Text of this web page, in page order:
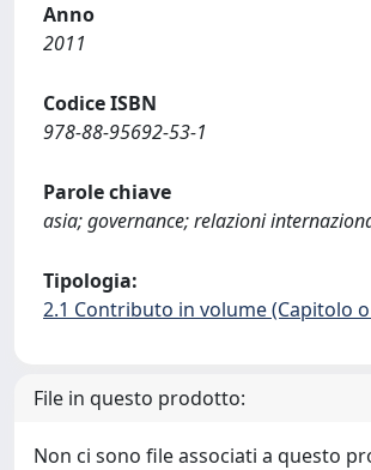
Anno
2011
Codice ISBN
978-88-95692-53-1
Parole chiave
asia; governance; relazioni
Tipologia:
2.1 Contributo in volume (Capitolo
File in questo prodotto:
Non ci sono file associati a questo